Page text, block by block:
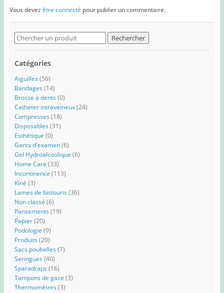
Vous devez être connecté pour publier un commentaire.
Search
for:
Catégories
Aiguilles (56)
Bandages (14)
Brosse à dents (0)
Catheter intraveineux (24)
Compresses (18)
Disposables (31)
Esthétique (0)
Gants d'examen (6)
Gel Hydroalcoolique (6)
Home Care (33)
Incontinence (113)
Kiné (3)
Lames de bistouris (36)
Non classé (6)
Pansements (19)
Papier (20)
Podologie (9)
Produits (20)
Sacs poubelles (7)
Seringues (40)
Sparadraps (16)
Tampons de gaze (3)
Thermomètres (3)